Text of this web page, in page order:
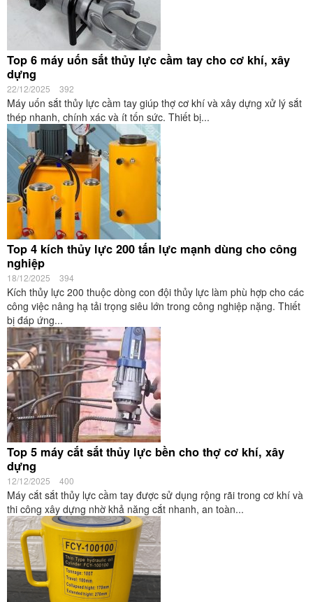
Top 6 máy uốn sắt thủy lực cầm tay cho cơ khí, xây
dựng
22/12/2025 392
Máy uốn sắt thủy lực cầm tay giúp thợ cơ khí và xây dựng xử lý sắt
thép nhanh, chính xác và ít tốn sức. Thiết bị...
Top 4 kích thủy lực 200 tấn lực mạnh dùng cho công
nghiệp
18/12/2025 394
Kích thủy lực 200 thuộc dòng con đội thủy lực làm phù hợp cho các
công việc nâng hạ tải trọng siêu lớn trong công nghiệp nặng. Thiết
bị đáp ứng...
Top 5 máy cắt sắt thủy lực bền cho thợ cơ khí, xây
dựng
12/12/2025 400
Máy cắt sắt thủy lực cầm tay được sử dụng rộng rãi trong cơ khí và
thi công xây dựng nhờ khả năng cắt nhanh, an toàn...